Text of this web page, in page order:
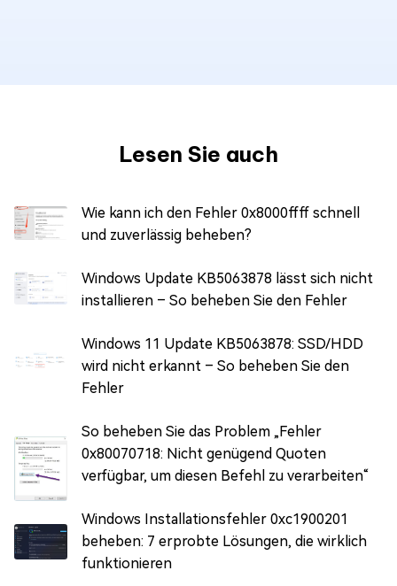
Lesen Sie auch
Wie kann ich den Fehler 0x8000ffff schnell
und zuverlässig beheben?
Windows Update KB5063878 lässt sich nicht
installieren – So beheben Sie den Fehler
Windows 11 Update KB5063878: SSD/HDD
wird nicht erkannt – So beheben Sie den
Fehler
So beheben Sie das Problem „Fehler
0x80070718: Nicht genügend Quoten
verfügbar, um diesen Befehl zu verarbeiten“
Windows Installationsfehler 0xc1900201
beheben: 7 erprobte Lösungen, die wirklich
funktionieren